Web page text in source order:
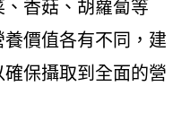
香菇、胡蘿蔔等
價值各有不同，建
保攝取到全面的營